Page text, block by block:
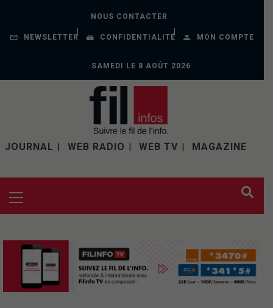
NOUS CONTACTER
NEWSLETTER CONFIDENTIALITÉ MON COMPTE
SAMEDI LE 8 AOÛT 2026
JOURNAL WEB RADIO WEB TV MAGAZINE